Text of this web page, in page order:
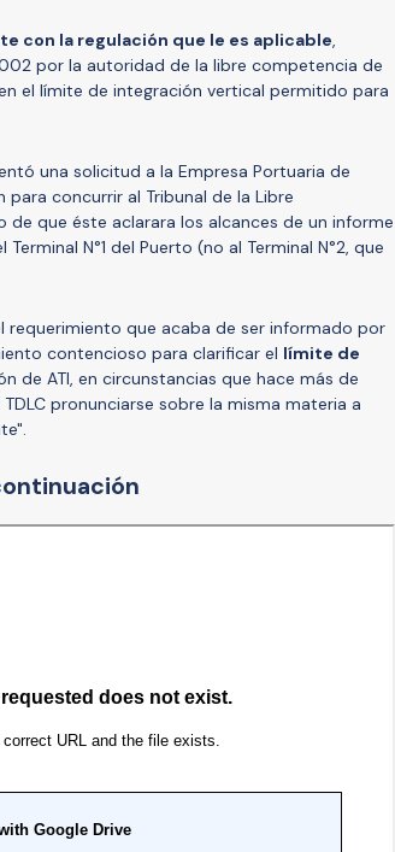
con la regulación que le es aplicable,
por la autoridad de la libre competencia de
el límite de integración vertical permitido para
una solicitud a la Empresa Portuaria de
concurrir al Tribunal de la Libre
que éste aclarara los alcances de un informe
N°1 del Puerto (no al Terminal N°2, que
requerimiento que acaba de ser informado por
contencioso para clarificar el límite de
de ATI, en circunstancias que hace más de
pronunciarse sobre la misma materia a